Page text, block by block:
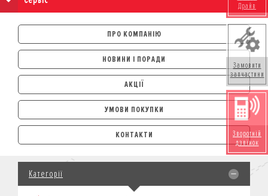
ПРО КОМПАНІЮ
НОВИНИ І ПОРАДИ
АКЦІЇ
УМОВИ ПОКУПКИ
АВТОМОБІЛІ
ЛІЗИНГ
КРЕДИТ
СТРАХУВАННЯ
КОРПОРАТИВНИМ КЛІЄНТАМ
КОНТАКТИ
Драйв
Замовити
запчастини
Зворотній
дзвінок
Категорії